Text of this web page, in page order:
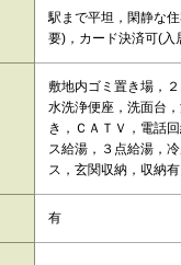
駅まで平坦，閑静な
要)，カード決済可(入
敷地内ゴミ置き場，
水洗浄便座，洗面台
き，ＣＡＴＶ，電話
ス給湯，３点給湯，
ス，玄関収納，収納
有